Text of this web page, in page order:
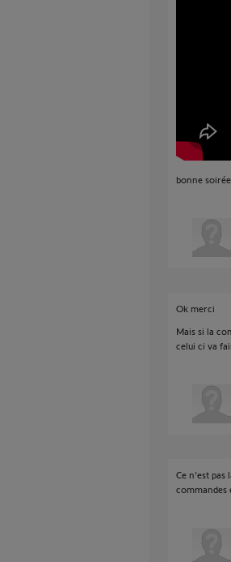
bonne soirée.
Ok merci
Mais si la
celui ci va
Ce n’est
commandes